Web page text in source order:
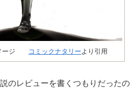
ージ コミックナタリー より引用
のレビューを書くつもりだったの